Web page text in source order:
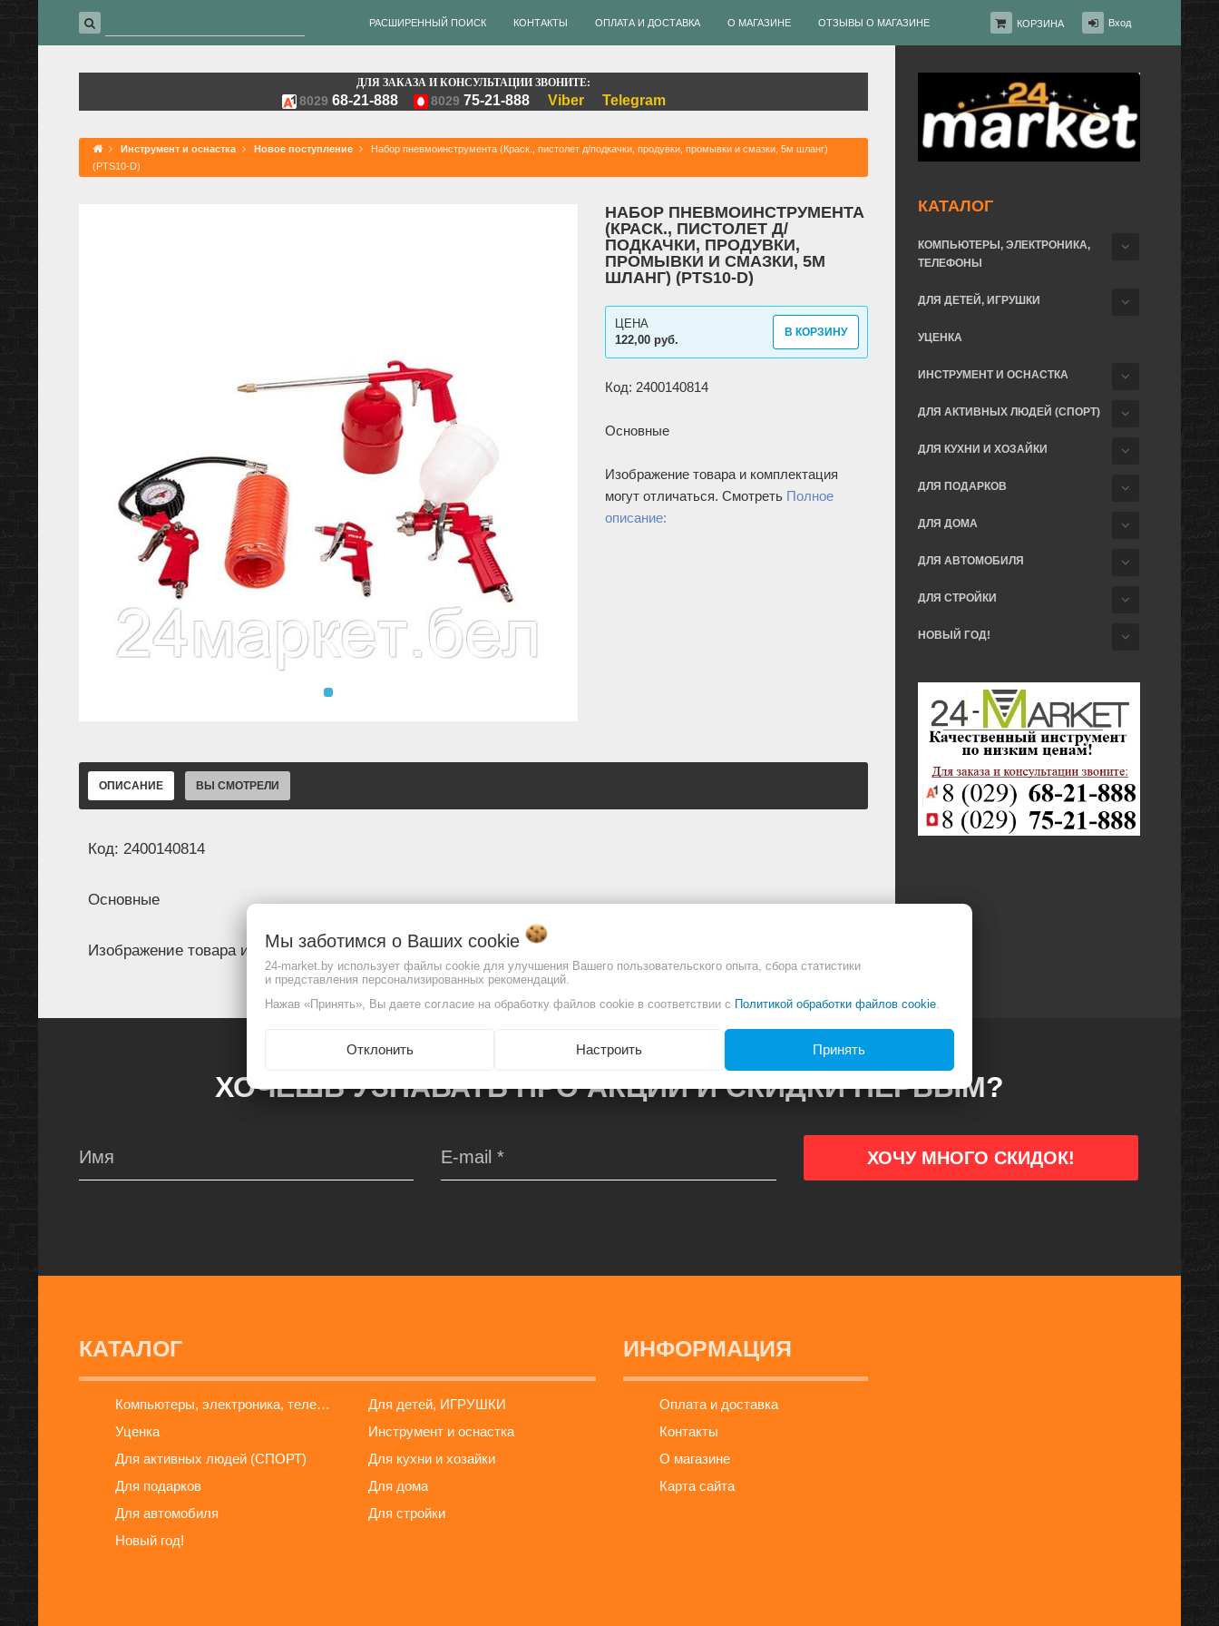
КОРЗИНА Вход
РАСШИРЕННЫЙ ПОИСК КОНТАКТЫ ОПЛАТА И ДОСТАВКА О МАГАЗИНЕ ОТЗЫВЫ О МАГАЗИНЕ
КАТАЛОГ
КОМПЬЮТЕРЫ, ЭЛЕКТРОНИКА,
ТЕЛЕФОНЫ
ДЛЯ ДЕТЕЙ, ИГРУШКИ
УЦЕНКА
ИНСТРУМЕНТ И ОСНАСТКА
ДЛЯ АКТИВНЫХ ЛЮДЕЙ (СПОРТ)
ДЛЯ КУХНИ И ХОЗАЙКИ
ДЛЯ ПОДАРКОВ
ДЛЯ ДОМА
ДЛЯ АВТОМОБИЛЯ
ДЛЯ СТРОЙКИ
НОВЫЙ ГОД!
ДЛЯ ЗАКАЗА И КОНСУЛЬТАЦИИ ЗВОНИТЕ:
8029 68-21-888 8029 75-21-888 Viber Telegram
Инструмент и оснастка Новое поступление
Набор пневмоинструмента (Краск., пистолет д/подкачки, продувки, промывки и смазки, 5м шланг)
(PTS10-D)
НАБОР ПНЕВМОИНСТРУМЕНТА
(КРАСК., ПИСТОЛЕТ Д/
ПОДКАЧКИ, ПРОДУВКИ,
ПРОМЫВКИ И СМАЗКИ, 5М
ШЛАНГ) (PTS10-D)
122,00 руб.
ЦЕНА
В КОРЗИНУ
Код: 2400140814
Основные
Изображение товара и комплектация
могут отличаться. Смотреть Полное
описание:
ОПИСАНИЕ ВЫ СМОТРЕЛИ
Код: 2400140814
Основные
Изображение товара и комплектация могут отличаться. Смотреть
ХОЧЕШЬ УЗНАВАТЬ ПРО АКЦИИ И СКИДКИ ПЕРВЫМ?
КАТАЛОГ
Компьютеры, электроника, телефоны
Для детей, ИГРУШКИ
Уценка
Инструмент и оснастка
Для активных людей (СПОРТ)
Для кухни и хозайки
Для подарков
Для дома
Для автомобиля
Для стройки
Новый год!
ИНФОРМАЦИЯ
Оплата и доставка
Контакты
О магазине
Карта сайта
Мы заботимся о Ваших cookie
24-market.by использует файлы cookie для улучшения Вашего пользовательского опыта, сбора статистики
и представления персонализированных рекомендаций.
Нажав «Принять», Вы даете согласие на обработку файлов cookie в соответствии с Политикой обработки файлов cookie.
Отклонить Настроить Принять